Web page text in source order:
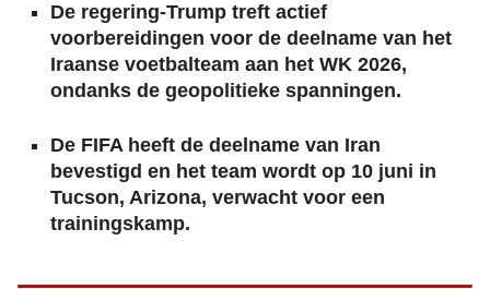
De regering-Trump treft actief
voorbereidingen voor de deelname van het
Iraanse voetbalteam aan het WK 2026,
ondanks de geopolitieke spanningen.
De FIFA heeft de deelname van Iran
bevestigd en het team wordt op 10 juni in
Tucson, Arizona, verwacht voor een
trainingskamp.